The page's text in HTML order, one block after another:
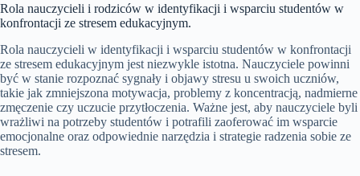
Rola nauczycieli i rodziców w identyfikacji i wsparciu studentów w
konfrontacji ze stresem edukacyjnym.
Rola nauczycieli w identyfikacji i wsparciu studentów w konfrontacji
ze stresem edukacyjnym jest niezwykle istotna. Nauczyciele powinni
być w stanie rozpoznać sygnały i objawy stresu u swoich uczniów,
takie jak zmniejszona motywacja, problemy z koncentracją, nadmierne
zmęczenie czy uczucie przytłoczenia. Ważne jest, aby nauczyciele byli
wrażliwi na potrzeby studentów i potrafili zaoferować im wsparcie
emocjonalne oraz odpowiednie narzędzia i strategie radzenia sobie ze
stresem.